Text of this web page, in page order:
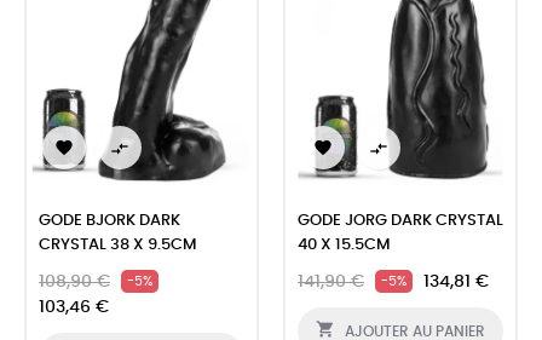
 
GODE BJORK DARK
CRYSTAL 38 X 9.5CM
108,90 € -5%
103,46 €
 
GODE JORG DARK CRYSTAL
40 X 15.5CM
141,90 € -5% 134,81 €
 AJOUTER AU PANIER